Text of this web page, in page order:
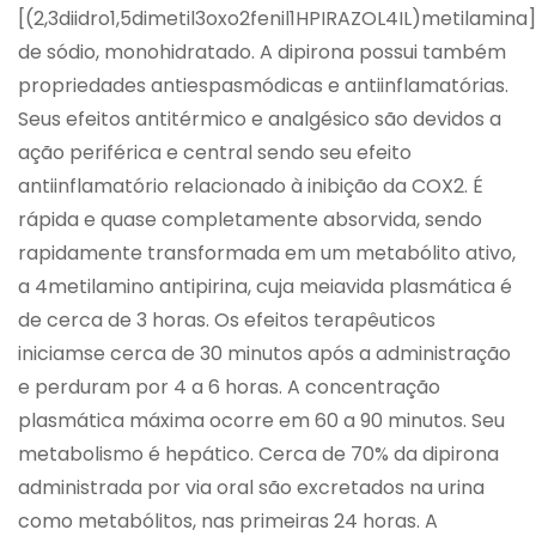
de sódio, monohidratado. A dipirona possui também
propriedades antiespasmódicas e antiinflamatórias.
Seus efeitos antitérmico e analgésico são devidos a
ação periférica e central sendo seu efeito
antiinflamatório relacionado à inibição da COX2. É
rápida e quase completamente absorvida, sendo
rapidamente transformada em um metabólito ativo,
a 4metilamino antipirina, cuja meiavida plasmática é
de cerca de 3 horas. Os efeitos terapêuticos
iniciamse cerca de 30 minutos após a administração
e perduram por 4 a 6 horas. A concentração
plasmática máxima ocorre em 60 a 90 minutos. Seu
metabolismo é hepático. Cerca de 70% da dipirona
administrada por via oral são excretados na urina
como metabólitos, nas primeiras 24 horas. A